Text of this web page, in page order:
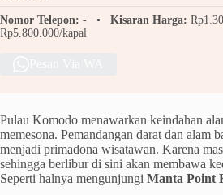
Nomor Telepon: - Kisaran Harga:
Rp5.800.000/kapal
Pulau Komodo menawarkan keindahan
memesona. Pemandangan darat dan alam
menjadi primadona wisatawan. Karena
sehingga berlibur di sini akan membawa
Seperti halnya mengunjungi Manta Point